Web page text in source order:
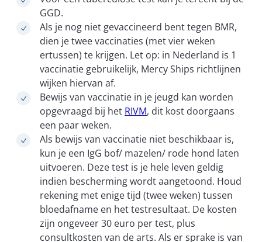
GGD.
Als je nog niet gevaccineerd bent tegen BMR,
dien je twee vaccinaties (met vier weken
ertussen) te krijgen. Let op: in Nederland is 1
vaccinatie gebruikelijk, Mercy Ships richtlijnen
wijken hiervan af.
Bewijs van vaccinatie in je jeugd kan worden
opgevraagd bij het RIVM, dit kost doorgaans
een paar weken.
Als bewijs van vaccinatie niet beschikbaar is,
kun je een IgG bof/ mazelen/ rode hond laten
uitvoeren. Deze test is je hele leven geldig
indien bescherming wordt aangetoond. Houd
rekening met enige tijd (twee weken) tussen
bloedafname en het testresultaat. De kosten
zijn ongeveer 30 euro per test, plus
consultkosten van de arts. Als er sprake is van